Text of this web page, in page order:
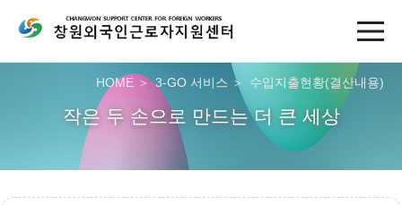
HOME 3-GO 서비스 수입지출현황(결산내용)
작은 두 손으로 만드는 더 큰 세상